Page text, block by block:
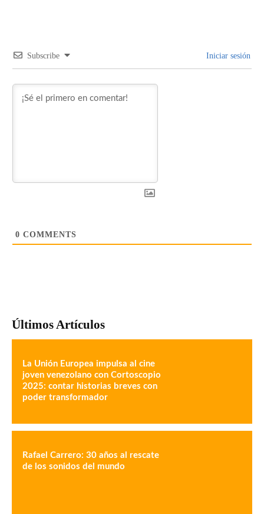
Subscribe Iniciar sesión
0 COMMENTS
Últimos Artículos
La Unión Europea impulsa al cine
joven venezolano con Cortoscopio
2025: contar historias breves con
poder transformador
Rafael Carrero: 30 años al rescate
de los sonidos del mundo